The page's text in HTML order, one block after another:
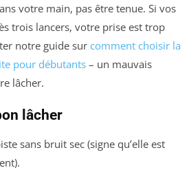
votre main, pas être tenue. Si vos
trois lancers, votre prise est trop
notre guide sur comment choisir la
pour débutants – un mauvais
lâcher.
lâcher
sans bruit sec (signe qu’elle est